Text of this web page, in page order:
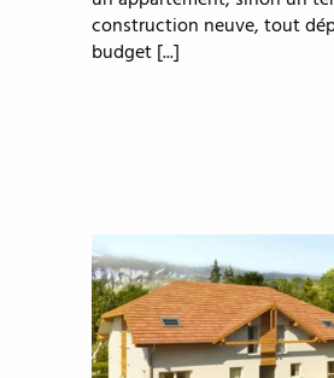
construction neuve, tout
budget [...]